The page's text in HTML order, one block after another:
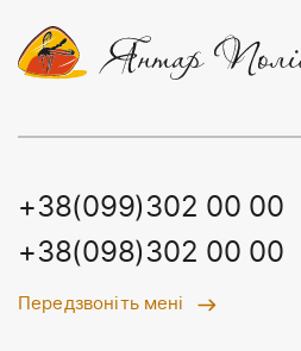
+38(099)302 00 00
+38(098)302 00 00
Передзвоніть мені